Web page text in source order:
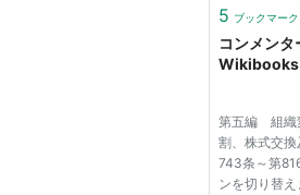
5 ブックマーク
コンメン
Wikibooks
第五編 組織
割、株式交
743条～第
ンを切り替え